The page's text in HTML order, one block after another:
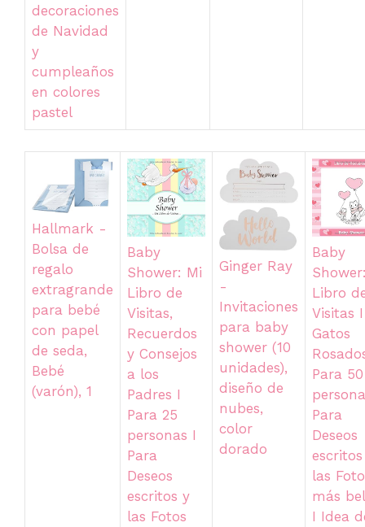
decoraciones
de Navidad
y
cumpleaños
en colores
pastel
Hallmark -
Bolsa de
regalo
extragrande
para bebé
con papel
de seda,
Bebé
(varón), 1
Baby
Shower: Mi
Libro de
Visitas,
Recuerdos
y Consejos
a los
Padres I
Para 25
personas I
Para
Deseos
escritos y
las Fotos
Ginger Ray
-
Invitaciones
para baby
shower (10
unidades),
diseño de
nubes,
color
dorado
Baby
Libro
Visitas I
Gatos
Para 50
Para
Deseos
las
más
I Idea